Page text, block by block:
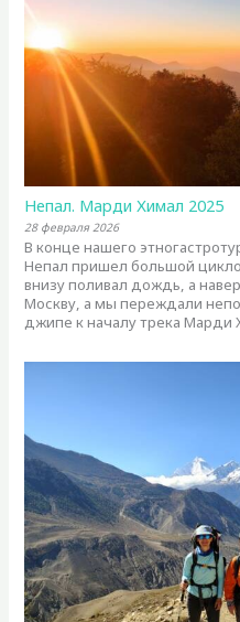
Непал. Марди Химал 2025
28 февраля 2026
В конце нашего
Непал пришел большой
внизу поливал дождь, а
Москву, а мы переждали
джипе к началу трека Марди